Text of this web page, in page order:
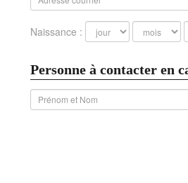
Naissance :
Personne à contacter en